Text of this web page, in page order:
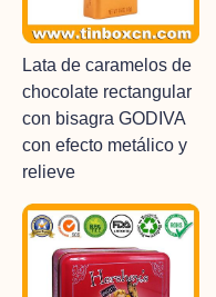
Lata de caramelos de
chocolate rectangular
con bisagra GODIVA
con efecto metálico y
relieve